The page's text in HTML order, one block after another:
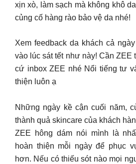
xịn xò, làm sạch mà không khô
củng cố hàng rào bảo vệ da nhé!
Xem feedback da khách cả
vào lúc sát tết như này! Cần ZEE
cứ inbox ZEE nhé Nổi tiếng tư
thiện luôn ạ
Những ngày kề cận cuối năm,
thành quả skincare của khách
ZEE hông dám nói mình là
hoàn thiện mỗi ngày để phục
hơn. Nếu có thiếu sót nào mọi